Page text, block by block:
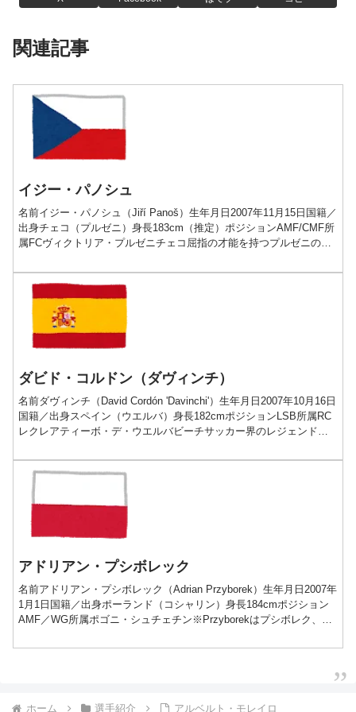
関連記事
イジー・パノシュ
名前イジー・パノシュ（Jiří Panoš）生年月日2007年11月15日国籍／
出身チェコ（プルゼニ）身長183cm（推定）ポジションAMF/CMF所
属FCヴィクトリア・プルゼニチェコ屈指の才能を持つプルゼニの宝
ダビド・コルドン（ダヴィンチ）
名前ダヴィンチ（David Cordón 'Davinchi'）生年月日2007年10月16日
国籍／出身スペイン（ウエルバ）身長182cmポジションLSB所属RC
レクレアティーボ・デ・ウエルバビーチサッカー界のレジェンドを
アドリアン・プシボレック
名前アドリアン・プシボレック（Adrian Przyborek）生年月日2007年
1月1日国籍／出身ポーランド（コシャリン）身長184cmポジション
AMF／WG所属ポゴニ・シュチェチン※Przyborekはプシボレク、ブ
ホーム 選手紹介 アルベルト・モレイロ